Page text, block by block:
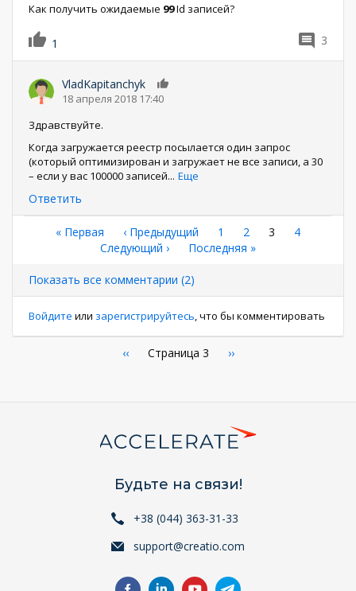
Как получить ожидаемые 99Id записей?
1 3
VladKapitanchyk
18 апреля 2018 17:40
Здравствуйте.
Когда загружается реестр посылается один запрос
(который оптимизирован и загружает не все записи, а 30
– если у вас 100000 записей... Еще
Ответить
Нумерация
страниц
Первая
страница
« Первая ←
‹ Предыдущий Страница
1 Страница
2
Текущая
3 Страница
4
Следующая
Следующий ›
Последняя
Последняя »
Показать все комментарии (2)
Войдите или зарегистрируйтесь, что бы комментировать
Нумерация
←
‹‹ Страница 3
Следующая
››
Будьте на связи!
+38 (044) 363-31-33
support@creatio.com